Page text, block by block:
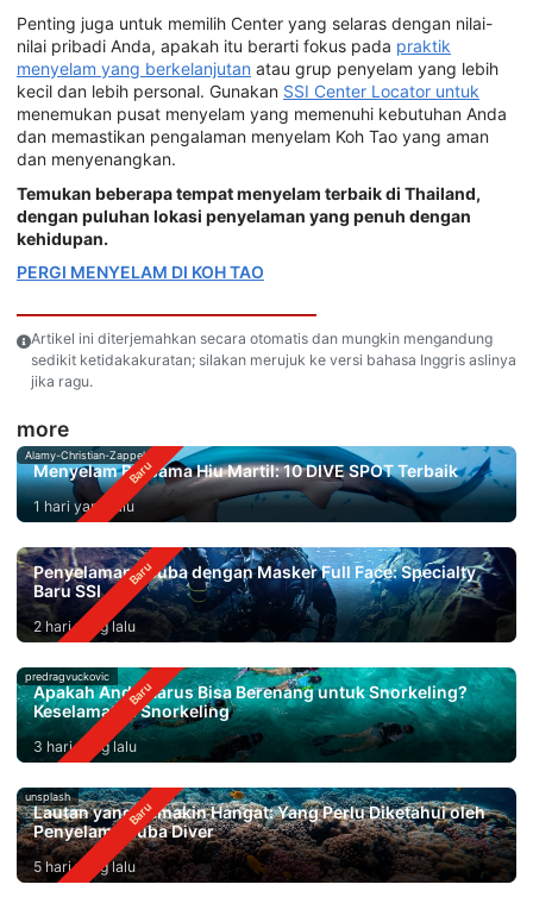
Penting juga untuk memilih Center yang selaras dengan nilai-
nilai pribadi Anda, apakah itu berarti fokus pada praktik
menyelam yang berkelanjutan atau grup penyelam yang lebih
kecil dan lebih personal. Gunakan SSI Center Locator untuk
menemukan pusat menyelam yang memenuhi kebutuhan Anda
dan memastikan pengalaman menyelam Koh Tao yang aman
dan menyenangkan.
Temukan beberapa tempat menyelam terbaik di Thailand,
dengan puluhan lokasi penyelaman yang penuh dengan
kehidupan.
PERGI MENYELAM DI KOH TAO
Artikel ini diterjemahkan secara otomatis dan mungkin mengandung
sedikit ketidakakuratan; silakan merujuk ke versi bahasa Inggris aslinya
jika ragu.
more
Alamy-Christian-Zappel
Menyelam Bersama Hiu Martil: 10 DIVE SPOT Terbaik
1 hari yang lalu
Penyelaman Scuba dengan Masker Full Face: Specialty
Baru SSI
2 hari yang lalu
predragvuckovic
Apakah Anda Harus Bisa Berenang untuk Snorkeling?
Keselamatan Snorkeling
3 hari yang lalu
unsplash
Lautan yang Semakin Hangat: Yang Perlu Diketahui oleh
Penyelam Scuba Diver
5 hari yang lalu